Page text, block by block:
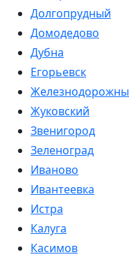
Долгопрудный
Домодедово
Дубна
Егорьевск
Жуковский
Звенигород
Зеленоград
Иваново
Ивантеевка
Истра
Калуга
Касимов